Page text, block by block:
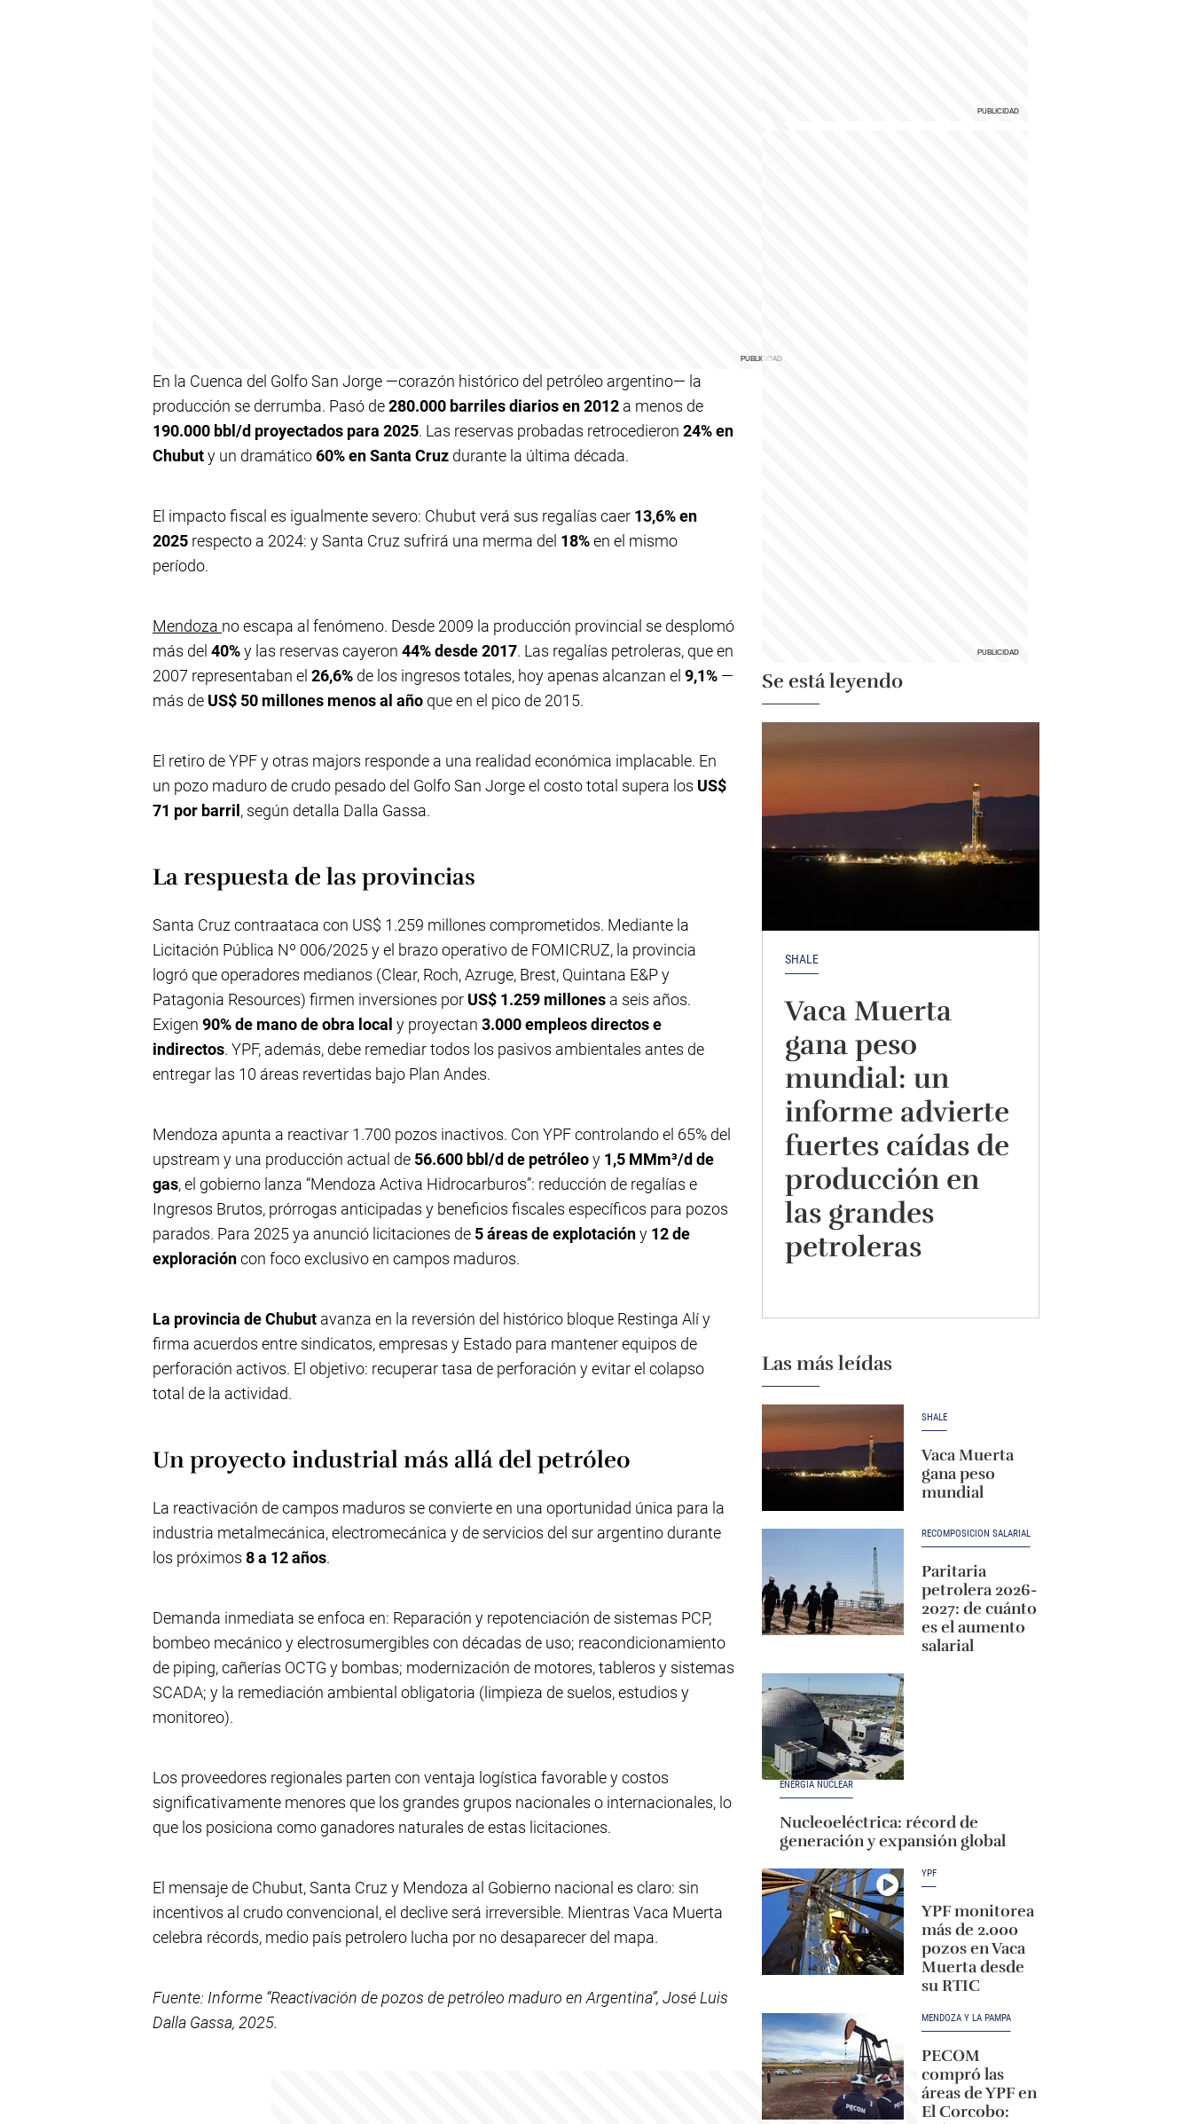
En la Cuenca del Golfo San Jorge —corazón histórico del petróleo argentino— la
producción se derrumba. Pasó de280.000 barriles diarios en 2012 a menos de
190.000 bbl/d proyectados para 2025. Las reservas probadas retrocedieron 24% en
Chubuty un dramático60% en Santa Cruz durante la última década.
El impacto fiscal es igualmente severo: Chubut verá sus regalías caer 13,6% en
2025 respecto a 2024: y Santa Cruz sufrirá una merma del 18%en el mismo
período.
Mendoza no escapa al fenómeno. Desde 2009 la producción provincial se desplomó
más del 40%y las reservas cayeron 44% desde 2017. Las regalías petroleras, que en
2007 representaban el 26,6% de los ingresos totales, hoy apenas alcanzan el 9,1% —
más de US$ 50 millones menos al año que en el pico de 2015.
El retiro de YPF y otras majors responde a una realidad económica implacable. En
un pozo maduro de crudo pesado del Golfo San Jorge el costo total supera los US$
71 por barril , según detalla Dalla Gassa.
La respuesta de las provincias
Santa Cruz contraataca con US$ 1.259 millones comprometidos. Mediante la
Licitación Pública Nº 006/2025 y el brazo operativo de FOMICRUZ, la provincia
logró que operadores medianos (Clear, Roch, Azruge, Brest, Quintana E&P y
Patagonia Resources) firmen inversiones por US$ 1.259 millones a seis años.
Exigen 90% de mano de obra local y proyectan 3.000 empleos directos e
indirectos. YPF, además, debe remediar todos los pasivos ambientales antes de
entregar las 10 áreas revertidas bajo Plan Andes.
Mendoza apunta a reactivar 1.700 pozos inactivos. Con YPF controlando el 65% del
upstream y una producción actual de 56.600 bbl/d de petróleoy 1,5 MMm³/d de
gas, el gobierno lanza “Mendoza Activa Hidrocarburos”: reducción de regalías e
Ingresos Brutos, prórrogas anticipadas y beneficios fiscales específicos para pozos
parados. Para 2025 ya anunció licitaciones de 5 áreas de explotacióny 12 de
exploracióncon foco exclusivo en campos maduros.
La provincia de Chubut avanza en la reversión del histórico bloque Restinga Alí y
firma acuerdos entre sindicatos, empresas y Estado para mantener equipos de
perforación activos. El objetivo: recuperar tasa de perforación y evitar el colapso
total de la actividad.
Un proyecto industrial más allá del petróleo
La reactivación de campos maduros se convierte en una oportunidad única para la
industria metalmecánica, electromecánica y de servicios del sur argentino durante
los próximos 8 a 12 años.
Demanda inmediata se enfoca en: Reparación y repotenciación de sistemas PCP,
bombeo mecánico y electrosumergibles con décadas de uso; reacondicionamiento
de piping, cañerías OCTG y bombas; modernización de motores, tableros y sistemas
SCADA; y la remediación ambiental obligatoria (limpieza de suelos, estudios y
monitoreo).
Los proveedores regionales parten con ventaja logística favorable y costos
significativamente menores que los grandes grupos nacionales o internacionales, lo
que los posiciona como ganadores naturales de estas licitaciones.
El mensaje de Chubut, Santa Cruz y Mendoza al Gobierno nacional es claro: sin
incentivos al crudo convencional, el declive será irreversible. Mientras Vaca Muerta
celebra récords, medio país petrolero lucha por no desaparecer del mapa.
Fuente: Informe “Reactivación de pozos de petróleo maduro en Argentina”, José Luis
Dalla Gassa, 2025.
Se está leyendo
SHALE
Vaca Muerta
gana peso
mundial: un
informe advierte
fuertes caídas de
producción en
las grandes
petroleras
Las más leídas
SHALE
Vaca Muerta
gana peso
mundial
RECOMPOSICIÓN SALARIAL
Paritaria
petrolera 2026-
2027: de cuánto
es el aumento
salarial
ENERGÍA NUCLEAR
Nucleoeléctrica: récord de
generación y expansión global
YPF
YPF monitorea
más de 2.000
pozos en Vaca
Muerta desde
su RTIC
MENDOZA Y LA PAMPA
PECOM
compró las
áreas de YPF en
El Corcobo: